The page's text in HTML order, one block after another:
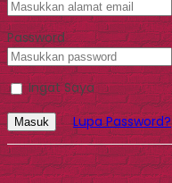
Password
Ingat Saya
Masuk Lupa Password?